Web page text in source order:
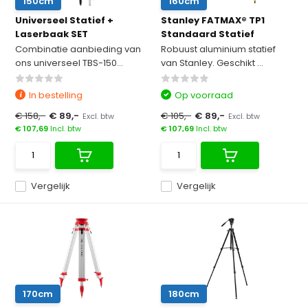
Universeel Statief +
Laserbaak SET
Combinatie aanbieding van
ons universeel TBS-150...
Vergelijk
In bestelling
€ 158,- € 89,- Excl. btw
€ 107,69Incl. btw
Stanley FATMAX® TP1
Standaard Statief
Robuust aluminium statief
van Stanley. Geschikt ...
Vergelijk
Op voorraad
€ 105,- € 89,- Excl. btw
€ 107,69Incl. btw
170cm
180cm